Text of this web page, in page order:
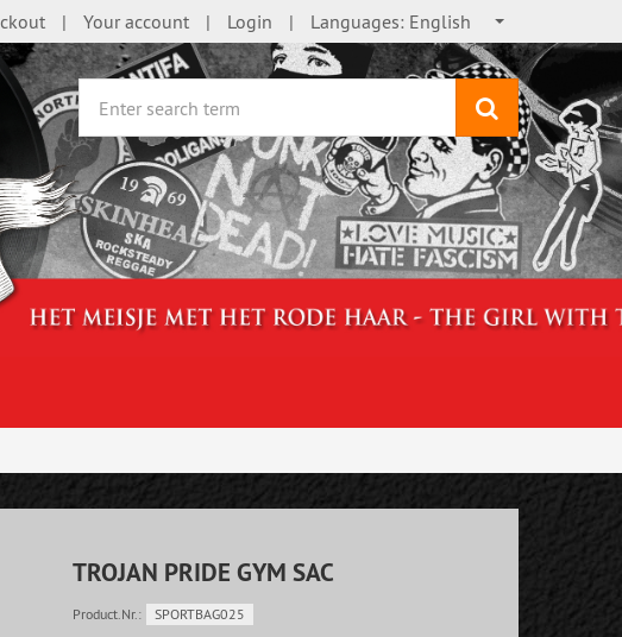
Your account Login Languages: English
search
TROJAN PRIDE GYM SAC
Product.Nr.: SPORTBAG025